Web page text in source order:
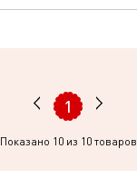
1
Показано 10из 10 товаров